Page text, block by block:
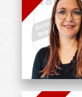
Martina